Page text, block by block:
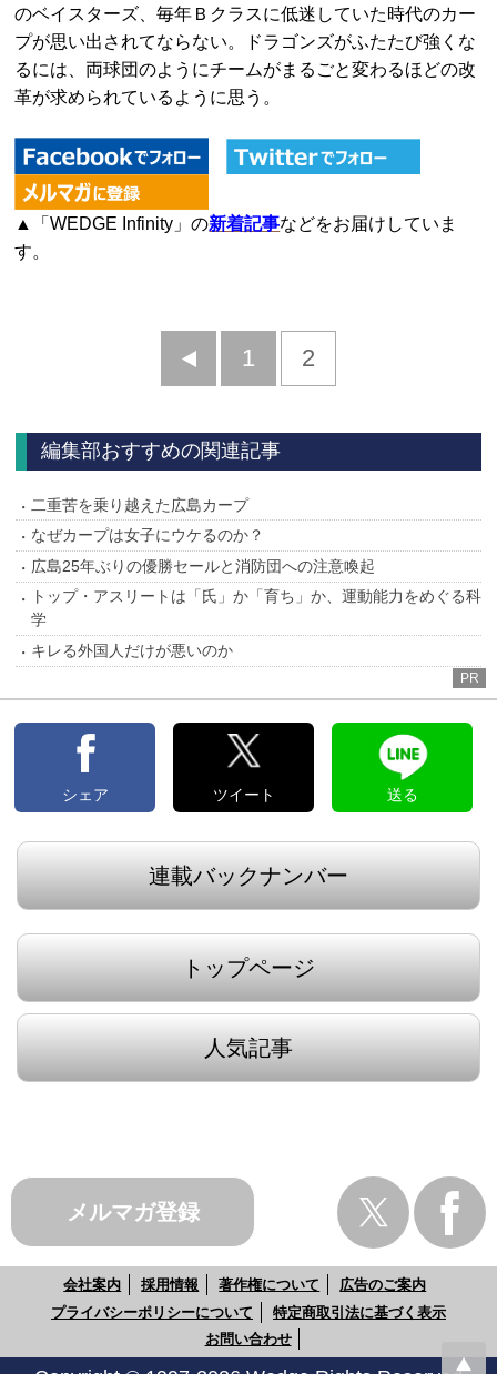
のベイスターズ、毎年Ｂクラスに低迷していた時代のカー
プが思い出されてならない。ドラゴンズがふたたび強くな
るには、両球団のようにチームがまるごと変わるほどの改
革が求められているように思う。
▲「WEDGE Infinity」の新着記事などをお届けしていま
す。
前
1 2
編集部おすすめの関連記事
二重苦を乗り越えた広島カープ
なぜカープは女子にウケるのか？
広島25年ぶりの優勝セールと消防団への注意喚起
トップ・アスリートは「氏」か「育ち」か、運動能力をめぐる科
学
キレる外国人だけが悪いのか
PR
シェア ツイート 送る
連載バックナンバー
トップページ
人気記事
メルマガ登録
会社案内 採用情報 著作権について
広告のご案内
プライバシーポリシーについて
特定商取引法に基づく表示
お問い合わせ